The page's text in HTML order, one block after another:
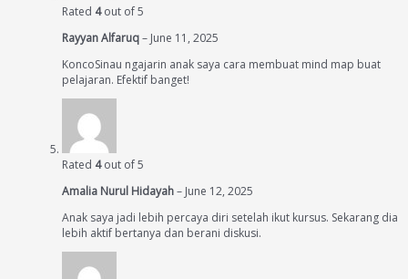
Rated 4out of 5
Rayyan Alfaruq– June 11, 2025
KoncoSinau ngajarin anak saya cara membuat mind map buat
pelajaran. Efektif banget!
Rated 4out of 5
Amalia Nurul Hidayah– June 12, 2025
Anak saya jadi lebih percaya diri setelah ikut kursus. Sekarang dia
lebih aktif bertanya dan berani diskusi.